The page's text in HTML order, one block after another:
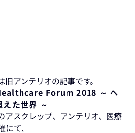
アンテリオの記事です。
Forum 2018 ～ ヘ
た世界 ～
アスクレップ、アンテリオ、医療
て、